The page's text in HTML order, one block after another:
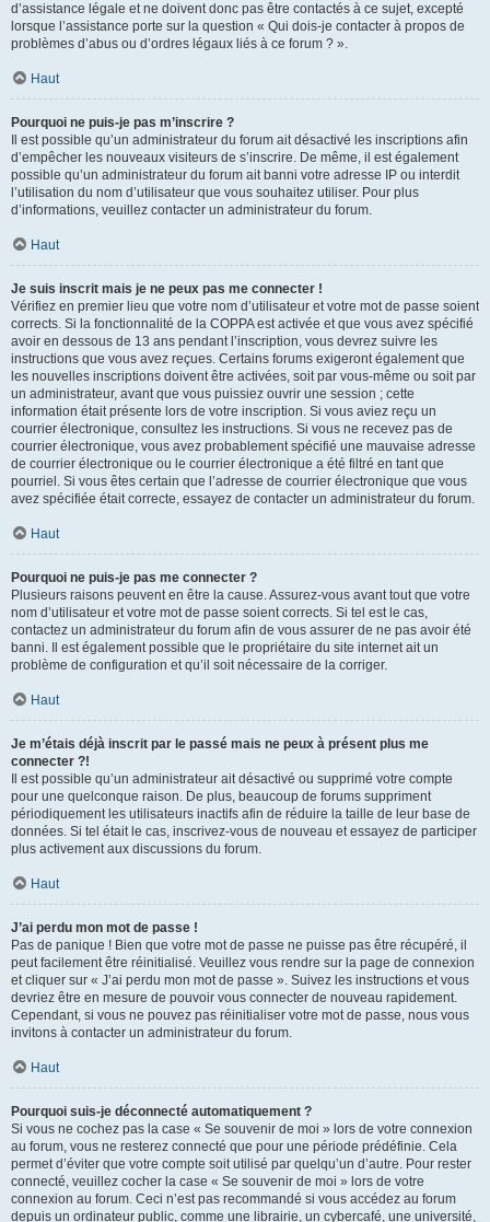
d’assistance légale et ne doivent donc pas être contactés à ce sujet, excepté
lorsque l’assistance porte sur la question « Qui dois-je contacter à propos de
problèmes d’abus ou d’ordres légaux liés à ce forum ? ».
Haut
Pourquoi ne puis-je pas m’inscrire ?
Il est possible qu’un administrateur du forum ait désactivé les inscriptions afin
d’empêcher les nouveaux visiteurs de s’inscrire. De même, il est également
possible qu’un administrateur du forum ait banni votre adresse IP ou interdit
l’utilisation du nom d’utilisateur que vous souhaitez utiliser. Pour plus
d’informations, veuillez contacter un administrateur du forum.
Haut
Je suis inscrit mais je ne peux pas me connecter !
Vérifiez en premier lieu que votre nom d’utilisateur et votre mot de passe soient
corrects. Si la fonctionnalité de la COPPA est activée et que vous avez spécifié
avoir en dessous de 13 ans pendant l’inscription, vous devrez suivre les
instructions que vous avez reçues. Certains forums exigeront également que
les nouvelles inscriptions doivent être activées, soit par vous-même ou soit par
un administrateur, avant que vous puissiez ouvrir une session ; cette
information était présente lors de votre inscription. Si vous aviez reçu un
courrier électronique, consultez les instructions. Si vous ne recevez pas de
courrier électronique, vous avez probablement spécifié une mauvaise adresse
de courrier électronique ou le courrier électronique a été filtré en tant que
pourriel. Si vous êtes certain que l’adresse de courrier électronique que vous
avez spécifiée était correcte, essayez de contacter un administrateur du forum.
Haut
Pourquoi ne puis-je pas me connecter ?
Plusieurs raisons peuvent en être la cause. Assurez-vous avant tout que votre
nom d’utilisateur et votre mot de passe soient corrects. Si tel est le cas,
contactez un administrateur du forum afin de vous assurer de ne pas avoir été
banni. Il est également possible que le propriétaire du site internet ait un
problème de configuration et qu’il soit nécessaire de la corriger.
Haut
Je m’étais déjà inscrit par le passé mais ne peux à présent plus me
connecter ?!
Il est possible qu’un administrateur ait désactivé ou supprimé votre compte
pour une quelconque raison. De plus, beaucoup de forums suppriment
périodiquement les utilisateurs inactifs afin de réduire la taille de leur base de
données. Si tel était le cas, inscrivez-vous de nouveau et essayez de participer
plus activement aux discussions du forum.
Haut
J’ai perdu mon mot de passe !
Pas de panique ! Bien que votre mot de passe ne puisse pas être récupéré, il
peut facilement être réinitialisé. Veuillez vous rendre sur la page de connexion
et cliquer sur « J’ai perdu mon mot de passe ». Suivez les instructions et vous
devriez être en mesure de pouvoir vous connecter de nouveau rapidement.
Cependant, si vous ne pouvez pas réinitialiser votre mot de passe, nous vous
invitons à contacter un administrateur du forum.
Haut
Pourquoi suis-je déconnecté automatiquement ?
Si vous ne cochez pas la case « Se souvenir de moi » lors de votre connexion
au forum, vous ne resterez connecté que pour une période prédéfinie. Cela
permet d’éviter que votre compte soit utilisé par quelqu’un d’autre. Pour rester
connecté, veuillez cocher la case « Se souvenir de moi » lors de votre
connexion au forum. Ceci n’est pas recommandé si vous accédez au forum
depuis un ordinateur public, comme une librairie, un cybercafé, une université,